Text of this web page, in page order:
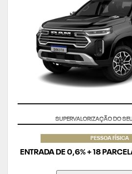
TAXA ZERO
PESSOA FÍSICA
ENTRADA DE 0,6% + 18